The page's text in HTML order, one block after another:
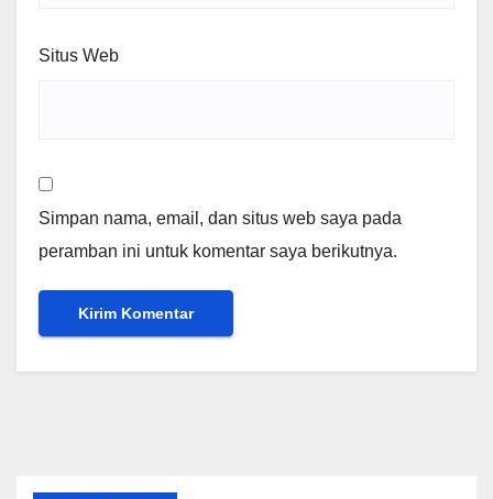
Situs Web
Simpan nama, email, dan situs web saya pada
peramban ini untuk komentar saya berikutnya.